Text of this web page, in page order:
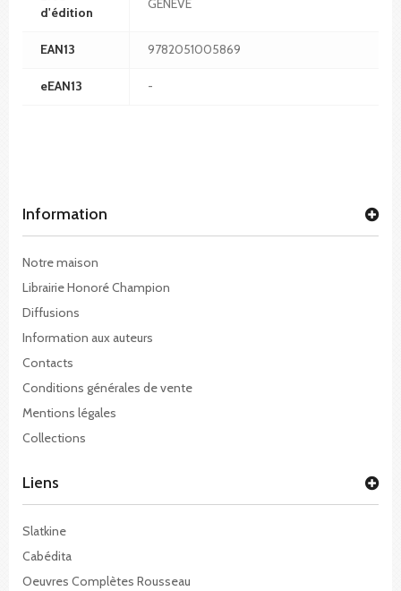
d'édition
GENEVE
EAN13 9782051005869
eEAN13 -
Information
Notre maison
Librairie Honoré Champion
Diffusions
Information aux auteurs
Contacts
Conditions générales de vente
Mentions légales
Collections
Liens
Slatkine
Cabédita
Oeuvres Complètes Rousseau